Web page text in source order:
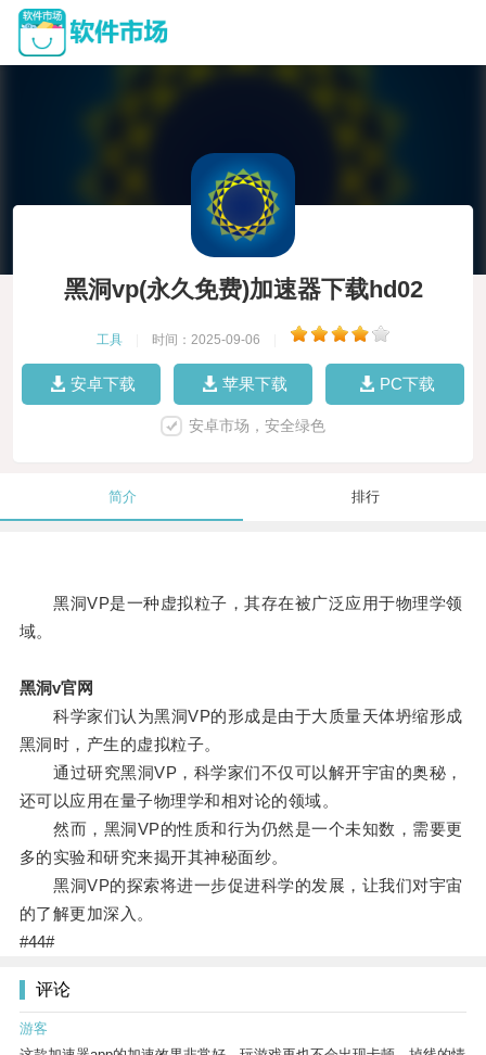
黑洞vp(永久免费)加速器下载hd02
工具 时间：2025-09-06
安卓下载 苹果下载 PC下载
安卓市场，安全绿色
简介 排行
黑洞VP是一种虚拟粒子，其存在被广泛应用于物理学领
域。
黑洞v官网
科学家们认为黑洞VP的形成是由于大质量天体坍缩形成
黑洞时，产生的虚拟粒子。
通过研究黑洞VP，科学家们不仅可以解开宇宙的奥秘，
还可以应用在量子物理学和相对论的领域。
然而，黑洞VP的性质和行为仍然是一个未知数，需要更
多的实验和研究来揭开其神秘面纱。
黑洞VP的探索将进一步促进科学的发展，让我们对宇宙
的了解更加深入。
#44#
评论
游客